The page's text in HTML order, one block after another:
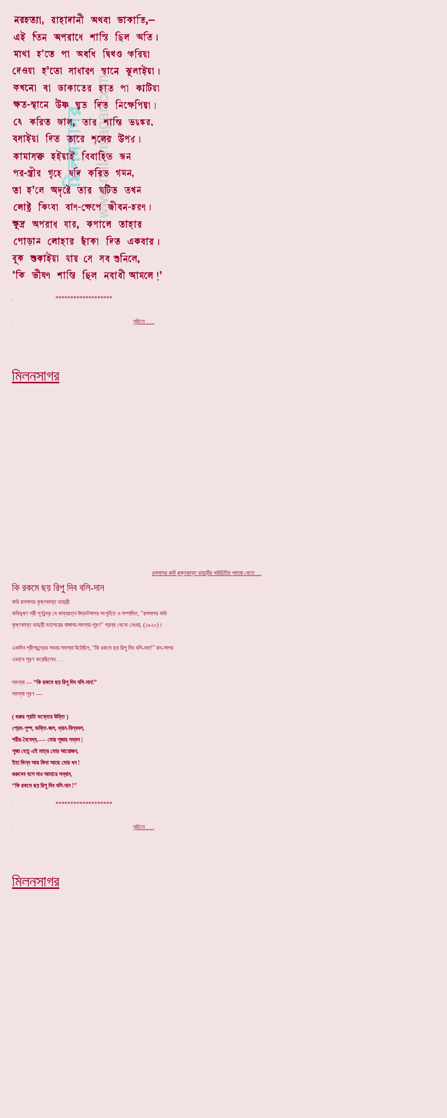
. *******************
. সূচিতে . . .
মিলনসাগর
. *******************
. সূচিতে . . .
মিলনসাগর
রসসাগর কবি কৃষ্ণকান্ত ভাদুড়ীরপরিচিতির পাতায় যেতে. . .
কি রকমে ছয় রিপু দিব বলি-দান
কবি রসসাগর কৃষ্ণকান্ত ভাদুড়ী
কবিভূষণ শ্রী পূর্ণচন্দ্র দে কাব্যরত্ন উদ্ভটসাগর সংগৃহিত ও সম্পাদিত, "রসসাগর কবি
কৃষ্ণকান্ত ভাদুড়ী মহাশয়ের বাঙ্গালা-সমস্যা-পূরণ" গ্রন্থ থেকে নেওয়া, (১৯২০)।
একদিন শ্রীশচন্দ্রের সভায় সমস্যা উঠেছিল, “কি রকমে ছয় রিপু দিব বলি-দান!” রস-সাগর
এভাবে পূরণ করেছিলেন . . .
সমস্যা --- “কি রকমে ছয় রিপু দিব বলি-দান!”
সমস্যা পূরণ ---
( গুরুর প্রতি ভক্তের উক্তি )
প্রেম-পুষ্প, ভক্তি-জল, ধ্যান-বিল্বদল,
শরীর-নৈবেদ্য,---- মোর পূজার সম্বল |
পূজা হেতু এই মাত্র মোর আয়োজন,
ইহা ভিন্ন আর কিবা আছে মোর ধন !
গুরুদেব বলে দাও আমারে সন্ধান,
“কি রকমে ছয় রিপু দিব বলি-দান !”